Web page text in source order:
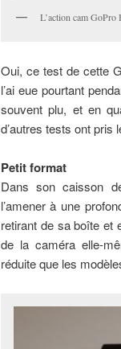
L’action cam
Oui, ce test de cette
l’ai eue pourtant
souvent plu, et en
d’autres tests ont pris
Petit format
Dans son caisson
l’amener à une
retirant de sa boîte et
de la caméra elle-
réduite que les